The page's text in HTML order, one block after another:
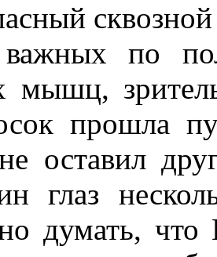
по
мышц,
прошла
оставил
глаз
думать, что